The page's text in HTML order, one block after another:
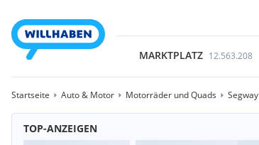
MARKTPLATZ 12.563.208
Startseite Auto & Motor Motorräder und Quads Segway
TOP-ANZEIGEN